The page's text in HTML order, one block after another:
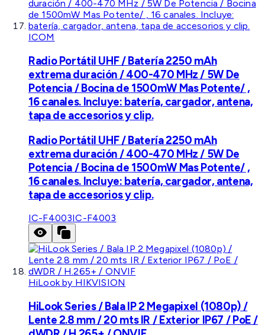
ICOM
Radio Portátil UHF / Batería 2250 mAh
extrema duración / 400-470 MHz / 5W De
Potencia / Bocina de 1500mW Mas Potente/ ,
16 canales. Incluye: batería, cargador, antena,
tapa de accesorios y clip.
Radio Portátil UHF / Batería 2250 mAh
extrema duración / 400-470 MHz / 5W De
Potencia / Bocina de 1500mW Mas Potente/ ,
16 canales. Incluye: batería, cargador, antena,
tapa de accesorios y clip.
IC-F4003IC-F4003
HiLook by HIKVISION
HiLook Series / Bala IP 2 Megapixel (1080p) /
Lente 2.8 mm / 20 mts IR / Exterior IP67 / PoE /